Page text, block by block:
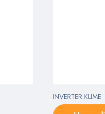
INVERTER KLIME